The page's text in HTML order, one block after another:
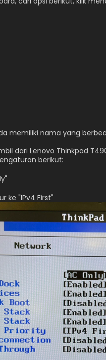
memiliki nama yang
dari Lenovo Thinkpad
berikut:
ke "IPv4 First"